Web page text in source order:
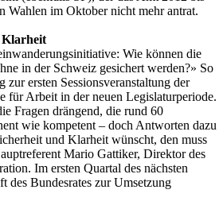
Wahlen im Oktober nicht mehr antrat.
Klarheit
Wie können die
in der Schweiz gesichert werden?» So
zur ersten Sessionsveranstaltung der
für Arbeit in der neuen Legislaturperiode.
Fragen drängend, die rund 60
wie kompetent – doch Antworten dazu
und Klarheit wünscht, den muss
Mario Gattiker, Direktor des
Im ersten Quartal des nächsten
des Bundesrates zur Umsetzung